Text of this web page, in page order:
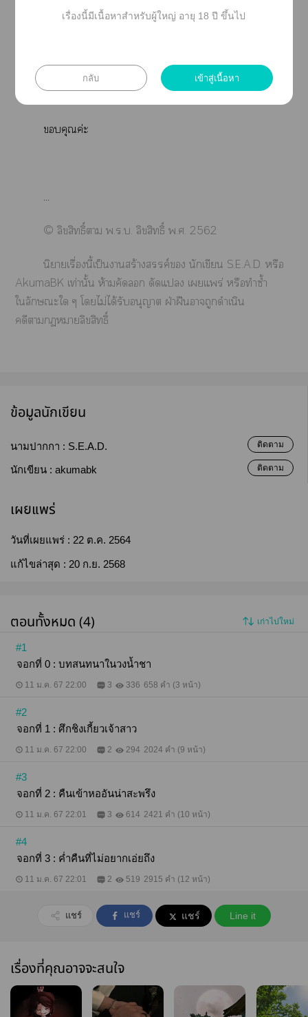
ปล.บ่อยๆาะได้เดิน ไท์นี้ต้องจี้ถึงะได้จ้า ฮ่าาาา
…
คุณค่ะ
...
© ลิขสิทธิ์า พ.ร.บ. ลิขสิทธิ์ พ.ศ. 2562
นิยายเรื่องนี้เป็นาสร้างสรรค์ นักเขียน S.E.A.D. หรือ
AkumaBK เท่านั้น ห้ามคัด ดัดแ เแพร่ หรือทำซ้ำ
ใลักษณะใ ๆ โไม่ได้รับอนุญาต ฝ่าฝืนาถูกดำเนิน
คดีาาลิขสิทธิ์
ข้อมูลนักเขียน
นามปากกา : S.E.A.D. ติดตาม
นักเขียน : akumabk ติดตาม
เผยแพร่
วันที่เผยแพร่ : 22 ต.ค. 2564
แก้ไขล่าสุด : 20 ก.ย. 2568
ตอนทั้งหมด (4) เก่าไปใหม่
#1
จอกที่ 0 : บทสนทนาในวงน้ำชา
11 ม.ค. 67 22:00 3 336 658 คำ (3 หน้า)
#2
จอกที่ 1 : ศึกชิงเกี้ยวเจ้าสาว
11 ม.ค. 67 22:00 2 294 2024 คำ (9 หน้า)
#3
จอกที่ 2 : คืนเข้าหออันน่าสะพรึง
11 ม.ค. 67 22:01 3 614 2421 คำ (10 หน้า)
#4
จอกที่ 3 : ค่ำคืนที่ไม่อยากเอ่ยถึง
11 ม.ค. 67 22:01 2 519 2915 คำ (12 หน้า)
แชร์ แชร์ แชร์ Line it
เรื่องที่คุณอาจจะสนใจ
เรื่องนี้มีเนื้อหาสำหรับผู้ใหญ่ อายุ 18 ปี ขึ้นไป
กลับ เข้าสู่เนื้อหา